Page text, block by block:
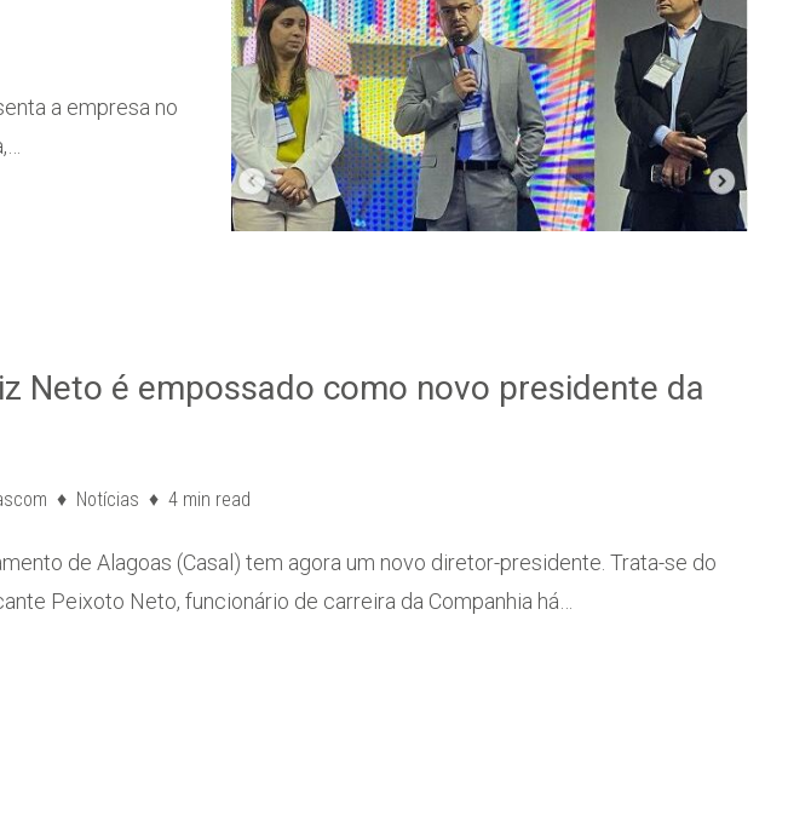
a empresa no
Neto é empossado como novo presidente da
Notícias 4 min read
de Alagoas (Casal) tem agora um novo diretor-presidente. Trata-se do
Peixoto Neto, funcionário de carreira da Companhia há…